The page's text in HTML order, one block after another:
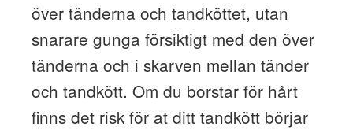
över tänderna och tandköttet, utan
snarare gunga försiktigt med den över
tänderna och i skarven mellan tänder
och tandkött. Om du borstar för hårt
finns det risk för at ditt tandkött börjar